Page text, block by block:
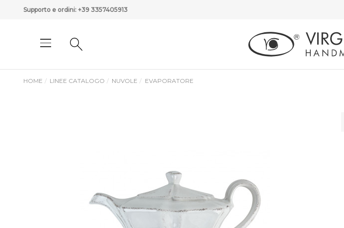
Supporto e ordini: +39 3357405913
HOME LINEE CATALOGO NUVOLE EVAPORATORE